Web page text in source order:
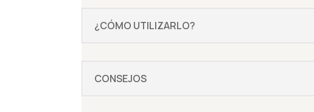
¿CÓMO UTILIZARLO?
CONSEJOS